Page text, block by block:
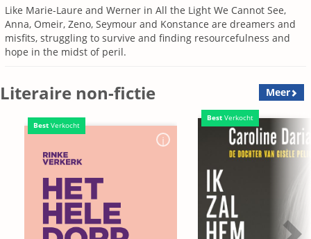
Like Marie-Laure and Werner in All the Light We Cannot See,
Anna, Omeir, Zeno, Seymour and Konstance are dreamers and
misfits, struggling to survive and finding resourcefulness and
hope in the midst of peril.
Literaire non-fictie Meer
Best Verkocht
Best Verkocht